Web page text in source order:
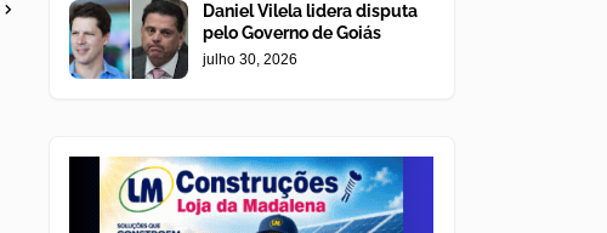
Daniel Vilela lidera disputa
pelo Governo de Goiás
julho 30, 2026